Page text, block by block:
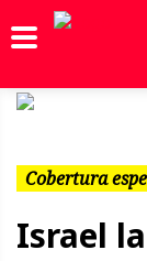
Cobertura
Israel